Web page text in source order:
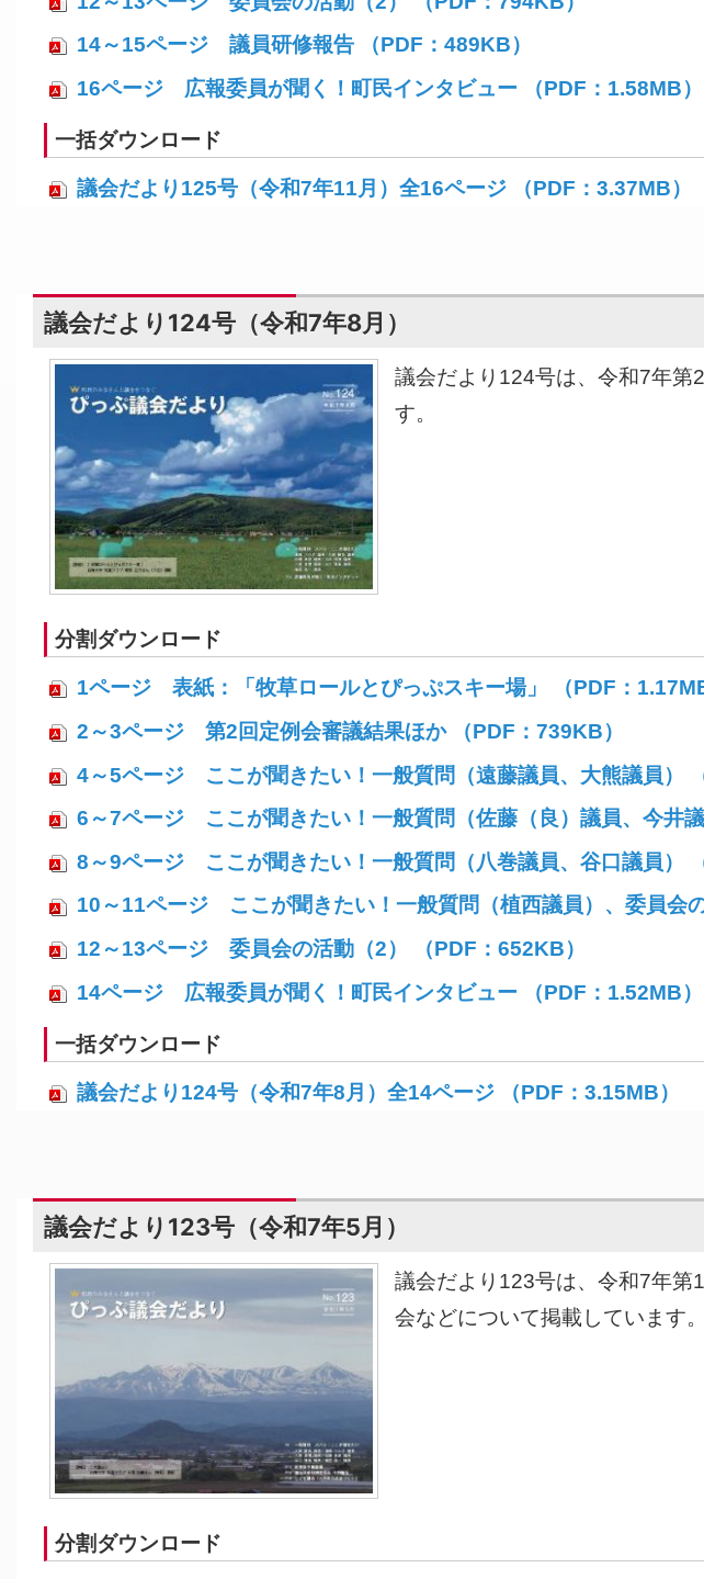
14～15ページ 議員研修報告 （PDF：489KB）
16ページ 広報委員が聞く！町民インタビュー （PDF：1.58MB）
一括ダウンロード
議会だより125号（令和7年11月）全16ページ （PDF：3.37MB）
議会だより124号（令和7年8月）
議会だより124号は、令和7年第
す。
分割ダウンロード
1ページ 表紙：「牧草ロールとぴっぷスキー場」 （PDF：1.17MB
2～3ページ 第2回定例会審議結果ほか （PDF：739KB）
4～5ページ ここが聞きたい！一般質問（遠藤議員、大熊議員）
6～7ページ ここが聞きたい！一般質問（佐藤（良）議員、今井
8～9ページ ここが聞きたい！一般質問（八巻議員、谷口議員）
10～11ページ ここが聞きたい！一般質問（植西議員）、委員会
12～13ページ 委員会の活動（2） （PDF：652KB）
14ページ 広報委員が聞く！町民インタビュー （PDF：1.52MB）
一括ダウンロード
議会だより124号（令和7年8月）全14ページ （PDF：3.15MB）
議会だより123号（令和7年5月）
議会だより123号は、令和7年第
会などについて掲載しています。
分割ダウンロード